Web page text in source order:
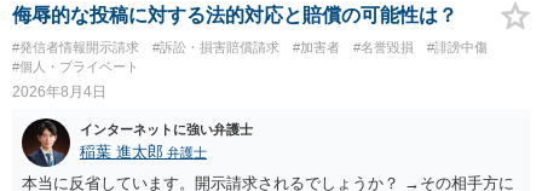
下の拘禁刑又は五十万円以下の罰金に処する。 一 威迫し、偽計を用
い又は誘惑して面会を要求すること。 二 拒まれたにもかかわらず、
反復して面会を要求すること。 三 金銭その他の利益を供与し、又は
その申込み若しくは約束をして面会を要求すること。 2前項の罪を犯
二年以下の拘禁刑又は百万円以下の罰金に処する。
侮辱的な投稿に対する法的対応と賠償の可能性は？
#発信者情報開示請求 #訴訟・損害賠償請求 #加害者 #名誉毀損
#誹謗中傷
#個人・プライベート
2026年8月4日
インターネットに強い弁護士
稲葉 進太郎 弁護士
本当に反省しています。開示請求されるでしょうか？ →その相手方に